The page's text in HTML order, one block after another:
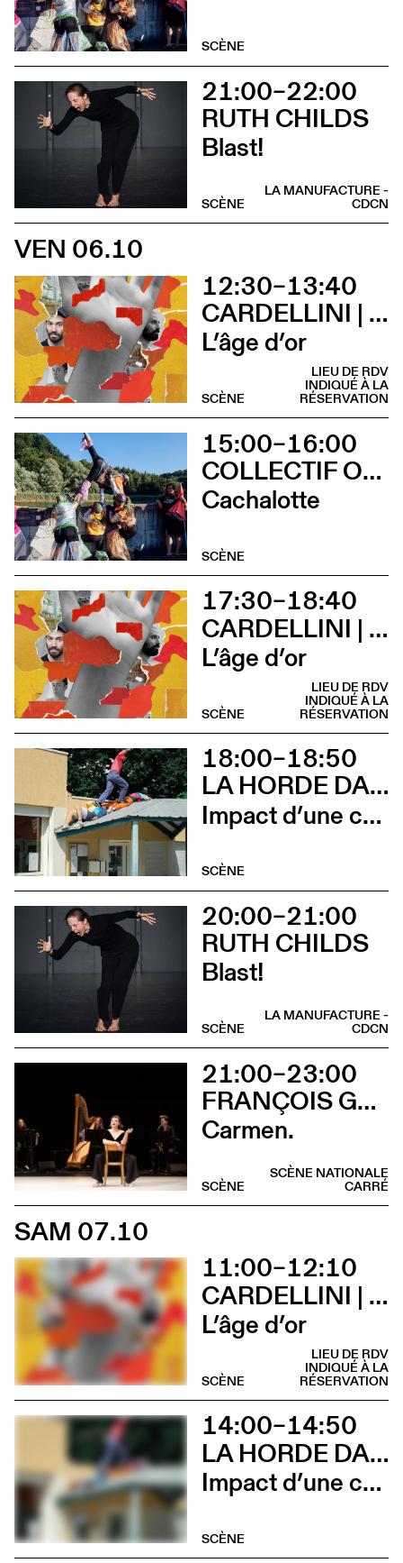
SCÈNE
21:00–22:00
RUTH CHILDS
Blast!
LA MANUFACTURE -
CDCN
SCÈNE
VEN 06.10
12:30–13:40
CARDELLINI | GONZALEZ
L’âge d’or
LIEU DE RDV
INDIQUÉ À LA
RÉSERVATION
SCÈNE
15:00–16:00
COLLECTIF OUINCH OUINCH
Cachalotte
SCÈNE
17:30–18:40
CARDELLINI | GONZALEZ
L’âge d’or
LIEU DE RDV
INDIQUÉ À LA
RÉSERVATION
SCÈNE
18:00–18:50
LA HORDE DANS LES PAVÉS
Impact d’une course x Stadium
SCÈNE
20:00–21:00
RUTH CHILDS
Blast!
LA MANUFACTURE -
CDCN
SCÈNE
21:00–23:00
FRANÇOIS GREMAUD / 2B COMPANY
Carmen.
SCÈNE NATIONALE
CARRÉ
SCÈNE
SAM 07.10
11:00–12:10
CARDELLINI | GONZALEZ
L’âge d’or
LIEU DE RDV
INDIQUÉ À LA
RÉSERVATION
SCÈNE
14:00–14:50
LA HORDE DANS LES PAVÉS
Impact d’une course x Stadium
SCÈNE